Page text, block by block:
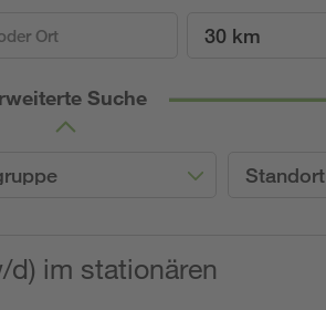
30 km
Suche
Standort
im stationären